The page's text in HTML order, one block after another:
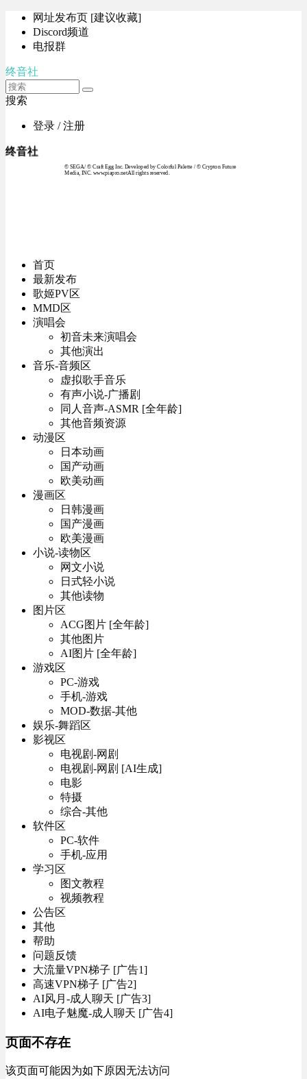
网址发布页 [建议收藏]
Discord频道
电报群
终音社
搜索
登录 / 注册
终音社
© SEGA / © Craft Egg Inc. Developed by Colorful Palette / © Crypton Future
Media, INC. www.piapro.netAll rights reserved.
首页
最新发布
歌姬PV区
MMD区
演唱会
初音未来演唱会
其他演出
音乐-音频区
虚拟歌手音乐
有声小说-广播剧
同人音声-ASMR [全年龄]
其他音频资源
动漫区
日本动画
国产动画
欧美动画
漫画区
日韩漫画
国产漫画
欧美漫画
小说-读物区
网文小说
日式轻小说
其他读物
图片区
ACG图片 [全年龄]
其他图片
AI图片 [全年龄]
游戏区
PC-游戏
手机-游戏
MOD-数据-其他
娱乐-舞蹈区
影视区
电视剧-网剧
电视剧-网剧 [AI生成]
电影
特摄
综合-其他
软件区
PC-软件
手机-应用
学习区
图文教程
视频教程
公告区
其他
帮助
问题反馈
大流量VPN梯子 [广告1]
高速VPN梯子 [广告2]
AI风月-成人聊天 [广告3]
AI电子魅魔-成人聊天 [广告4]
页面不存在
该页面可能因为如下原因无法访问